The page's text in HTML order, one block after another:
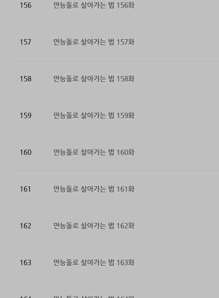
156 만능돌로 살아가는 법 156화
157 만능돌로 살아가는 법 157화
158 만능돌로 살아가는 법 158화
159 만능돌로 살아가는 법 159화
160 만능돌로 살아가는 법 160화
161 만능돌로 살아가는 법 161화
162 만능돌로 살아가는 법 162화
163 만능돌로 살아가는 법 163화